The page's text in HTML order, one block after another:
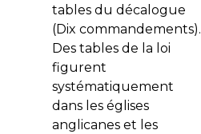
tables du décalogue
(Dix commandements).
Des tables de la loi
figurent
systématiquement
dans les églises
anglicanes et les